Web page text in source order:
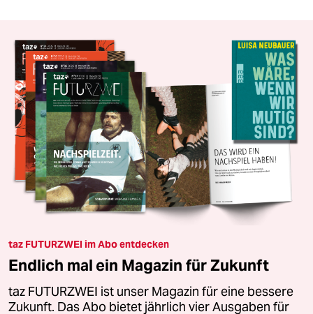
taz FUTURZWEI im Abo entdecken
Endlich mal ein Magazin für Zukunft
taz FUTURZWEI ist unser Magazin für eine bessere
Zukunft. Das Abo bietet jährlich vier Ausgaben für